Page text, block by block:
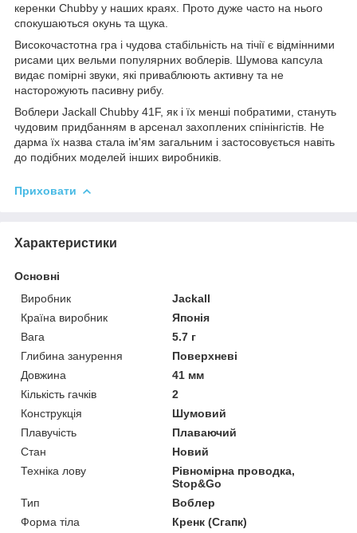
керенки Chubby у наших краях. Прото дуже часто на нього
спокушаються окунь та щука.
Високочастотна гра і чудова стабільність на тічії є відмінними
рисами цих вельми популярних воблерів. Шумова капсула
видає помірні звуки, які приваблюють активну та не
насторожують пасивну рибу.
Воблери Jackall Chubby 41F, як і їх менші побратими, стануть
чудовим придбанням в арсенал захоплених спінінгістів. Не
дарма їх назва стала ім'ям загальним і застосовується навіть
до подібних моделей інших виробників.
Приховати
Характеристики
Основні
Виробник
Jackall
Країна виробник
Японія
Вага
5.7 г
Глибина занурення
Поверхневі
Довжина
41 мм
Кількість гачків
2
Конструкція
Шумовий
Плавучість
Плаваючий
Стан
Новий
Техніка лову
Рівномірна проводка,
Stop&Go
Тип
Воблер
Форма тіла
Кренк (Сгапк)